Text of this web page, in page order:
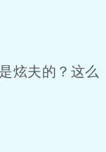
炫夫的？这么